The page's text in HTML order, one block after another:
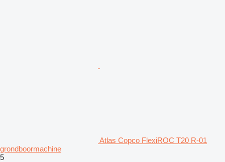
Atlas Copco FlexiROC T20 R-01
grondboormachine
5